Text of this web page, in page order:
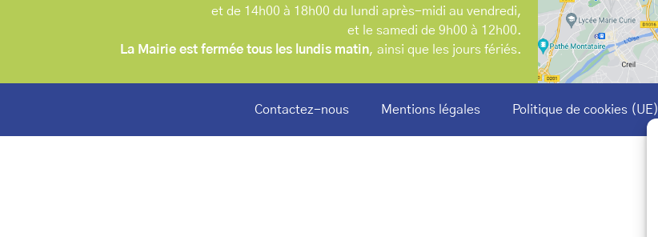
et de 14h00 à 18h00 du lundi après-midi au vendredi,
et le samedi de 9h00 à 12h00.
La Mairie est fermée tous les lundis matin, ainsi que les jours fériés.
Contactez-nous Mentions légales Politique de cookies (UE)